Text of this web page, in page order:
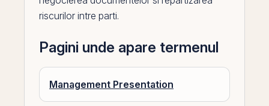
riscurilor intre parti.
Pagini unde apare termenul
Management Presentation